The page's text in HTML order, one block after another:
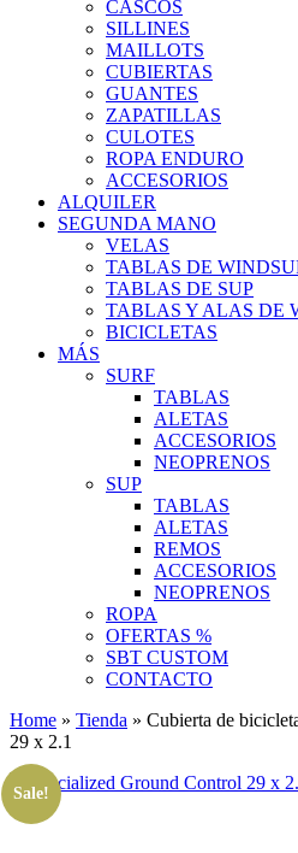
CASCOS
SILLINES
MAILLOTS
CUBIERTAS
GUANTES
ZAPATILLAS
CULOTES
ROPA ENDURO
ACCESORIOS
ALQUILER
SEGUNDA MANO
VELAS
TABLAS DE
TABLAS DE SUP
TABLAS Y ALAS DE
BICICLETAS
MÁS
SURF
TABLAS
ALETAS
ACCESORIOS
NEOPRENOS
SUP
TABLAS
ALETAS
REMOS
ACCESORIOS
NEOPRENOS
ROPA
OFERTAS %
SBT CUSTOM
CONTACTO
Home » Tienda » Cubierta de
29 x 2.1
Sale!